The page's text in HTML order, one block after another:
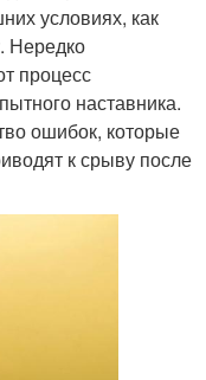
условиях, как
Нередко
процесс
наставника.
ошибок, которые
к срыву после